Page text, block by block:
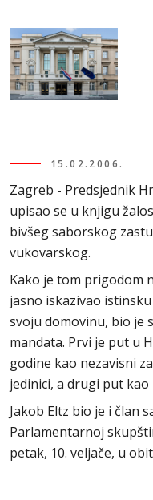
15.02.2006.
Zagreb - Predsjednik
upisao se u knjigu
bivšeg saborskog
vukovarskog.
Kako je tom prigodom
jasno iskazivao
svoju domovinu, bio je
mandata. Prvi je put u
godine kao nezavisni
jedinici, a drugi put
Jakob Eltz bio je i član
Parlamentarnoj
petak, 10. veljače, u